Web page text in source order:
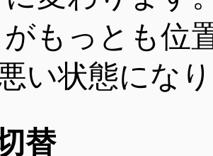
がもっとも位
い状態にな
替